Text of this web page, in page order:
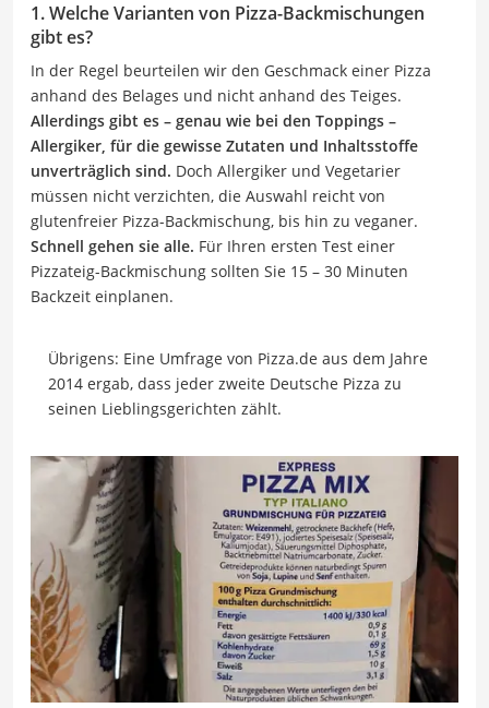
1. Welche Varianten von Pizza-Backmischungen
gibt es?
In der Regel beurteilen wir den Geschmack einer Pizza
anhand des Belages und nicht anhand des Teiges.
Allerdings gibt es – genau wie bei den Toppings –
Allergiker, für die gewisse Zutaten und Inhaltsstoffe
unverträglich sind. Doch Allergiker und Vegetarier
müssen nicht verzichten, die Auswahl reicht von
glutenfreier Pizza-Backmischung, bis hin zu veganer.
Schnell gehen sie alle. Für Ihren ersten Test einer
Pizzateig-Backmischung sollten Sie 15 – 30 Minuten
Backzeit einplanen.
Übrigens: Eine Umfrage von Pizza.de aus dem Jahre
2014 ergab, dass jeder zweite Deutsche Pizza zu
seinen Lieblingsgerichten zählt.